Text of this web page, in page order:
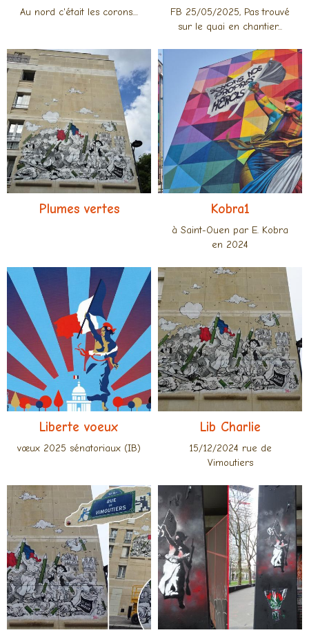
Au nord c'était les corons....
FB 25/05/2025, Pas trouvé
sur le quai en chantier...
Plumes vertes Kobra1
à Saint-Ouen par E. Kobra
en 2024
Liberte voeux
vœux 2025 sénatoriaux (IB)
Lib Charlie
15/12/2024 rue de
Vimoutiers